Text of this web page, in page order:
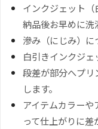
インクジェット
納品後お早めに洗
滲み（にじみ）に
白引きインクジ
段差が部分へプリ
します。
アイテムカラー
って仕上がりに